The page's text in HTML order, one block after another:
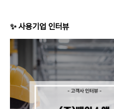
✨ 사용기업 인터뷰